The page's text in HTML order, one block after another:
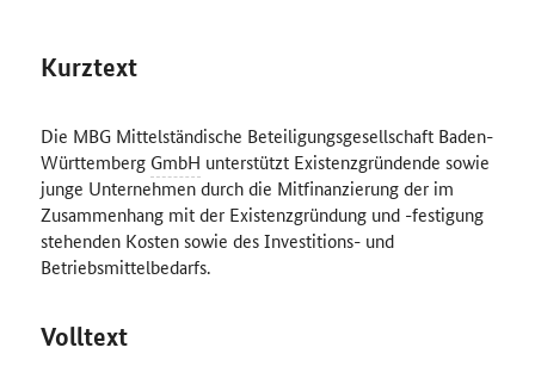
Kurztext
Die MBG Mittelständische Beteiligungsgesellschaft Baden-
Württemberg GmbH unterstützt Existenzgründende sowie
junge Unternehmen durch die Mitfinanzierung der im
Zusammenhang mit der Existenzgründung und -festigung
stehenden Kosten sowie des Investitions- und
Betriebsmittelbedarfs.
Volltext